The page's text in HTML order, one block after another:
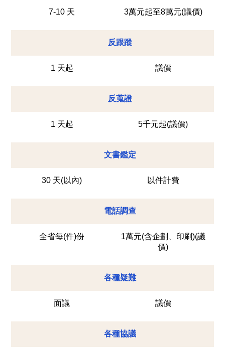
7-10 天 3萬元起至8萬元(議價)
反跟蹤
1 天起 議價
反蒐證
1 天起 5千元起(議價)
文書鑑定
30 天(以內) 以件計費
電話調查
全省每(件)份
1萬元(含企劃、印刷)(議
價)
各種疑難
面議 議價
各種協議